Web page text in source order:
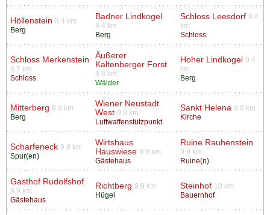
Höllenstein 8.4 km
Berg
Badner Lindkogel
8.4 km
Berg
Schloss Leesdorf 8.4
km
Schloss
Schloss Merkenstein
8.7 km
Schloss
Äußerer
Kaltenberger Forst
8.8 km
Wälder
Hoher Lindkogel
9.4
km
Berg
Mitterberg 9.9 km
Berg
Wiener Neustadt
West 9.9 km
Luftwaffenstützpunkt
Sankt Helena 9.9 km
Kirche
Scharfeneck 9.9 km
Spur(en)
Wirtshaus
Hauswiese 9.9 km
Gästehaus
Ruine Rauhenstein
9.9 km
Ruine(n)
Gasthof Rudolfshof
9.9 km
Gästehaus
Richtberg 9.9 km
Hügel
Steinhof 10 km
Bauernhof